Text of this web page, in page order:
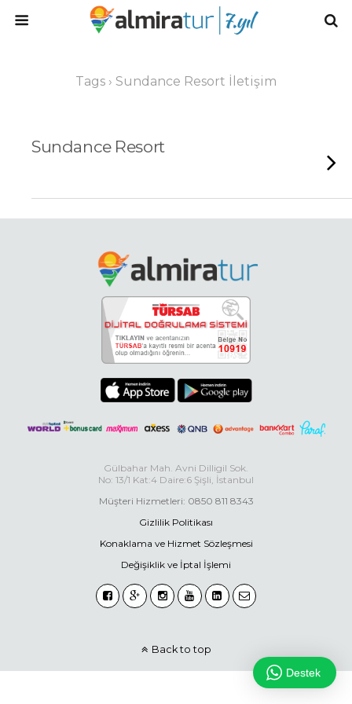
Tags › Sundance Resort İletişim
Sundance Resort
Gülbahar Mah. Avni Dilligil Sok.
No: 13/1 Kat:4 Daire:6 Şişli, İstanbul
Müşteri Hizmetleri: 0850 811 8343
Gizlilik Politikası
Konaklama ve Hizmet Sözleşmesi
Değişiklik ve İptal İşlemi
Back to top
Destek